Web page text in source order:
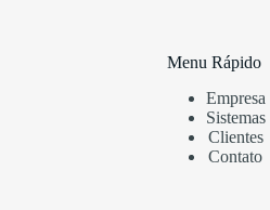
Menu Rápido
Empresa
Sistemas
Clientes
Contato